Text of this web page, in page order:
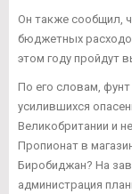
Он также сообщил,
бюджетных
этом году пройдут
По его словам,
усилившихся
Великобритании и
Пропионат в
Биробиджан? На
администрация